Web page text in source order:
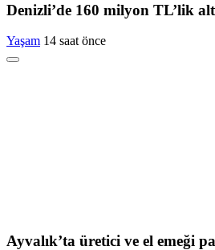
Denizli’de 160 milyon TL’lik alt
Yaşam 14 saat önce
Ayvalık’ta üretici ve el emeği